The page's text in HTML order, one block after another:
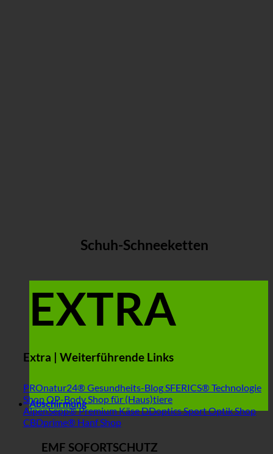
Schuh-Schneeketten
EXTRA
Extra | Weiterführende Links
PROnatur24® Gesundheits-Blog SFERICS® Technologie
ShopOP-Body Shop für (Haus)tiere
AlpenSepp® Premium KäseDDoptics Sport Optik Shop
CBDprime® Hanf Shop
Abschirmung
EMF SOFORTSCHUTZ